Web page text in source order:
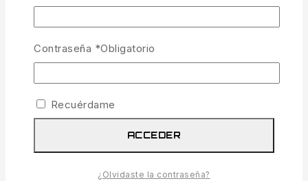
Compartimentos moldeados con gomas
elásticas para que nada se mueva ni
golpee en el transporte.
lavavajillas y maletín de poliéster
Contraseña *Obligatorio
Recuérdame
ACCEDER
¿Olvidaste la contraseña?